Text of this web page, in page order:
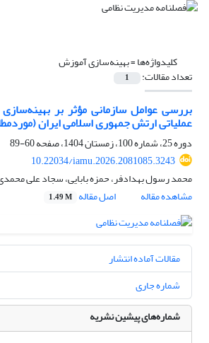
کلیدواژه‌ها =بهینه‌سازی آموزش
تعداد مقالات: 1
بررسی عوامل سازمانی مؤثر بر
عملیاتی ارتش جمهوری اسلامی ایران
دوره 25، شماره 100، زمستان 1404، صفحه
60-89
10.22034/iamu.2026.2081085.3243
محمد رسول بهدادفر، حمزه بابایی، سجاد علی
مشاهده مقاله
اصل مقاله 1.49 M
مقالات آماده انتشار
شماره جاری
شماره‌های پیشین نشریه